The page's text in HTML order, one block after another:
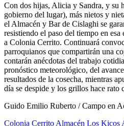
Con dos hijas, Alicia y Sandra, y su
gobierno del lugar), más nietos y
el Almacén y Bar de Cislaghi se
resistiendo el paso del tiempo en
a Colonia Cerrito. Continuará
parroquianos que compartirán una
contarán anécdotas del trabajo
pronóstico meteorológico, del
resultados de la cosecha, mientras
día se despide y los grillos hace rato
Guido Emilio Ruberto / Campo en
Colonia Cerrito Almacén Los Kicos